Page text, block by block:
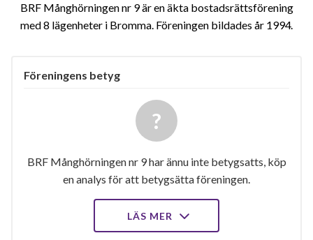
BRF Månghörningen nr 9 är en äkta bostadsrättsförening
med 8 lägenheter i Bromma. Föreningen bildades år 1994
Föreningens betyg
BRF Månghörningen nr 9 har ännu inte betygsatts, köp
en analys för att betygsätta föreningen.
LÄS MER